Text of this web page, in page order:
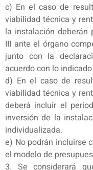
c) En el caso de
viabilidad técnica y
la instalación deberán
III ante el órgano
junto con la
acuerdo con lo
d) En el caso de
viabilidad técnica y
deberá incluir el
inversión de la
individualizada.
e) No podrán incluirse
el modelo de
3. Se considerará